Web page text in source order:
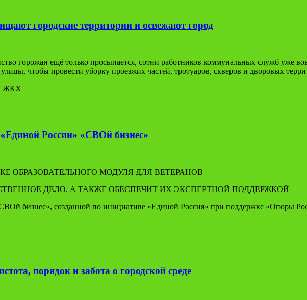
городские территории и освежают город
горожан ещё только просыпается, сотни работников коммунальных служб уже
чтобы провести уборку проезжих частей, тротуаров, скверов и дворовых
ЖКХ
России» «СВОй бизнес»
ОБРАЗОВАТЕЛЬНОГО МОДУЛЯ ДЛЯ ВЕТЕРАНОВ
ДЕЛО, А ТАКЖЕ ОБЕСПЕЧИТ ИХ ЭКСПЕРТНОЙ ПОДДЕРЖКОЙ
бизнес», созданной по инициативе «Единой Россия» при поддержке «Опоры
порядок и забота о городской среде